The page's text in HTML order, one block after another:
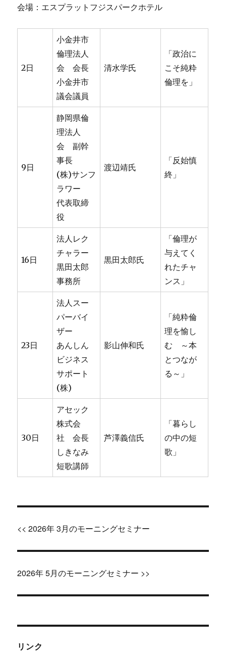
会場：エスプラットフジスパークホテル
2日
小金井市
倫理法人
会 会長
小金井市
議会議員
清水学氏
「政治に
こそ純粋
倫理を」
9日
静岡県倫
理法人
会 副幹
事長
(株)サンフ
ラワー
代表取締
役
渡辺靖氏
「反始慎
終」
16日
法人レク
チャラー
黒田太郎
事務所
黒田太郎氏
「倫理が
与えてく
れたチャ
ンス」
23日
法人スー
パーバイ
ザー
あんしん
ビジネス
サポート
(株)
影山伸和氏
「純粋倫
理を愉し
む ～本
とつなが
る～」
30日
アセック
株式会
社 会長
しきなみ
短歌講師
芦澤義信氏
「暮らし
の中の短
歌」
ビ
ー
シ
<< 2026年 3月のモーニングセミナー
2026年 5月のモーニングセミナー >>
リンク